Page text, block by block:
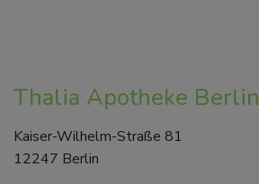
Thalia Apotheke Berlin
Kaiser-Wilhelm-Straße 81
12247 Berlin